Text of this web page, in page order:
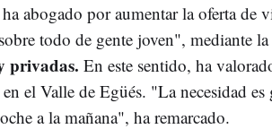
abogado por aumentar la oferta de
todo de gente joven", mediante
privadas. En este sentido, ha
el Valle de Egüés. "La necesidad
a la mañana", ha remarcado.